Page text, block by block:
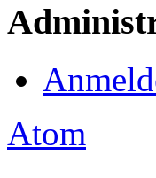
Atom